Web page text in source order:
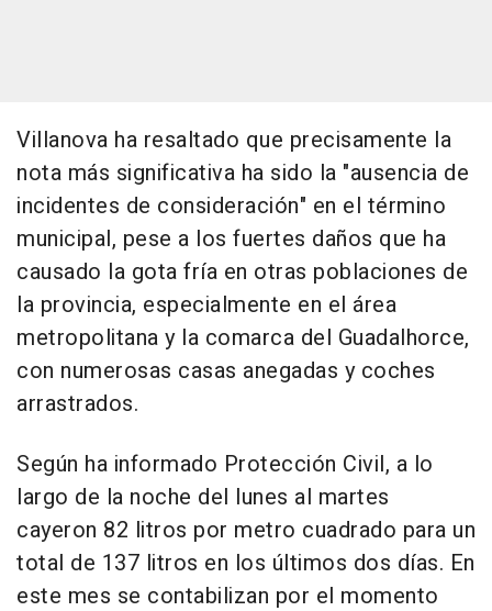
Villanova ha resaltado que precisamente la
nota más significativa ha sido la "ausencia de
incidentes de consideración" en el término
municipal, pese a los fuertes daños que ha
causado la gota fría en otras poblaciones de
la provincia, especialmente en el área
metropolitana y la comarca del Guadalhorce,
con numerosas casas anegadas y coches
arrastrados.
Según ha informado Protección Civil, a lo
largo de la noche del lunes al martes
cayeron 82 litros por metro cuadrado para un
total de 137 litros en los últimos dos días. En
este mes se contabilizan por el momento